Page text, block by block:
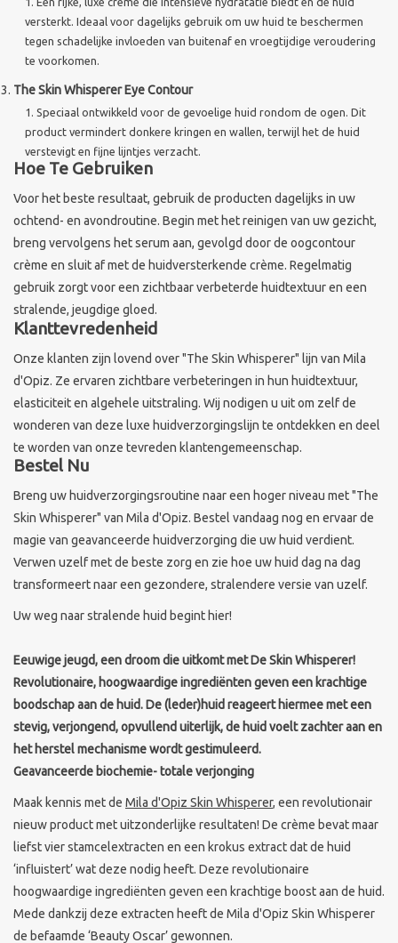
versterkt. Ideaal voor dagelijks gebruik om uw huid te beschermen
tegen schadelijke invloeden van buitenaf en vroegtijdige veroudering
te voorkomen.
The Skin Whisperer Eye Contour
Speciaal ontwikkeld voor de gevoelige huid rondom de ogen. Dit
product vermindert donkere kringen en wallen, terwijl het de huid
verstevigt en fijne lijntjes verzacht.
Hoe Te Gebruiken
Voor het beste resultaat, gebruik de producten dagelijks in uw
ochtend- en avondroutine. Begin met het reinigen van uw gezicht,
breng vervolgens het serum aan, gevolgd door de oogcontour
crème en sluit af met de huidversterkende crème. Regelmatig
gebruik zorgt voor een zichtbaar verbeterde huidtextuur en een
stralende, jeugdige gloed.
Klanttevredenheid
Onze klanten zijn lovend over "The Skin Whisperer" lijn van Mila
d'Opiz. Ze ervaren zichtbare verbeteringen in hun huidtextuur,
elasticiteit en algehele uitstraling. Wij nodigen u uit om zelf de
wonderen van deze luxe huidverzorgingslijn te ontdekken en deel
te worden van onze tevreden klantengemeenschap.
Bestel Nu
Breng uw huidverzorgingsroutine naar een hoger niveau met "The
Skin Whisperer" van Mila d'Opiz. Bestel vandaag nog en ervaar de
magie van geavanceerde huidverzorging die uw huid verdient.
Verwen uzelf met de beste zorg en zie hoe uw huid dag na dag
transformeert naar een gezondere, stralendere versie van uzelf.
Uw weg naar stralende huid begint hier!
Eeuwige jeugd, een droom die uitkomt met De Skin Whisperer!
Revolutionaire, hoogwaardige ingrediënten geven een krachtige
boodschap aan de huid. De (leder)huid reageert hiermee met een
stevig, verjongend, opvullend uiterlijk, de huid voelt zachter aan en
het herstel mechanisme wordt gestimuleerd.
Geavanceerde biochemie- totale verjonging
Maak kennis met de Mila d'Opiz Skin Whisperer, een revolutionair
nieuw product met uitzonderlijke resultaten! De crème bevat maar
liefst vier stamcelextracten en een krokus extract dat de huid
‘influistert’ wat deze nodig heeft. Deze revolutionaire
hoogwaardige ingrediënten geven een krachtige boost aan de huid.
Mede dankzij deze extracten heeft de Mila d'Opiz Skin Whisperer
de befaamde ‘Beauty Oscar’ gewonnen.